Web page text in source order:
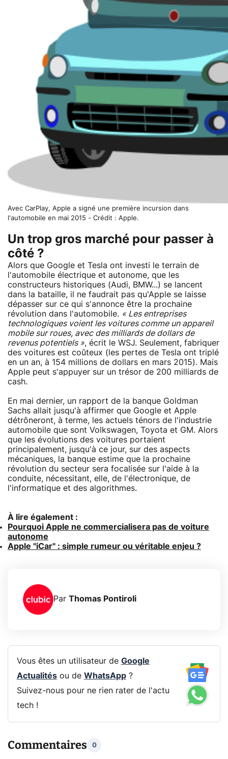
Avec CarPlay, Apple a signé une première incursion dans
l'automobile en mai 2015 - Crédit : Apple.
Un trop gros marché pour passer à
côté ?
Alors que Google et Tesla ont investi le terrain de
l'automobile électrique et autonome, que les
constructeurs historiques (Audi, BMW...) se lancent
dans la bataille, il ne faudrait pas qu'Apple se laisse
dépasser sur ce qui s'annonce être la prochaine
révolution dans l'automobile. « Les entreprises
technologiques voient les voitures comme un appareil
mobile sur roues, avec des milliards de dollars de
revenus potentiels », écrit le WSJ. Seulement, fabriquer
des voitures est coûteux (les pertes de Tesla ont triplé
en un an, à 154 millions de dollars en mars 2015). Mais
Apple peut s'appuyer sur un trésor de 200 milliards de
cash.
En mai dernier, un rapport de la banque Goldman
Sachs allait jusqu'à affirmer que Google et Apple
détrôneront, à terme, les actuels ténors de l'industrie
automobile que sont Volkswagen, Toyota et GM. Alors
que les évolutions des voitures portaient
principalement, jusqu'à ce jour, sur des aspects
mécaniques, la banque estime que la prochaine
révolution du secteur sera focalisée sur l'aide à la
conduite, nécessitant, elle, de l'électronique, de
l'informatique et des algorithmes.
À lire également :
Pourquoi Apple ne commercialisera pas de voiture
autonome
Apple "iCar" : simple rumeur ou véritable enjeu ?
Par Thomas Pontiroli
Vous êtes un utilisateur de Google
Actualitésou de WhatsApp?
Suivez-nous pour ne rien rater de l'actu
tech !
Commentaires 0